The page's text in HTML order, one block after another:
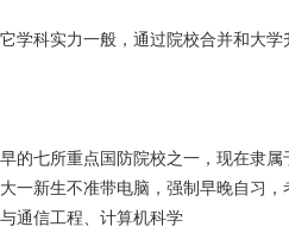
学科实力一般，通过院校合并和大
的七所重点国防院校之一，现在隶
一新生不准带电脑，强制早晚自习，
通信工程、计算机科学